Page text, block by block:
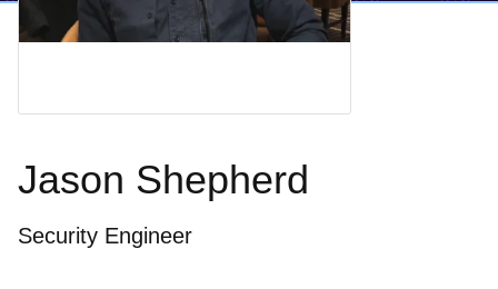
Jason Shepherd
Security Engineer